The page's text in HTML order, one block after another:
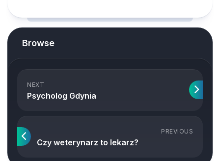
Browse
NEXT
Psycholog Gdynia
PREVIOUS
Czy weterynarz to lekarz?